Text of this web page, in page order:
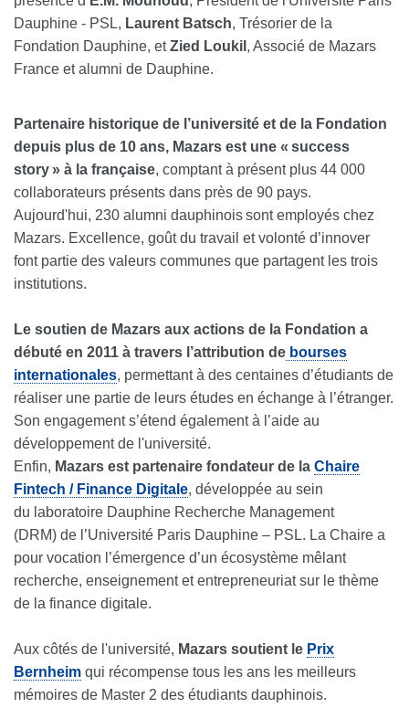
Dauphine - PSL, Laurent Batsch, Trésorier de la
Fondation Dauphine, etZied Loukil , Associé de Mazars
France et alumni de Dauphine.
Partenaire historique de l’université et de la Fondation
depuis plus de 10 ans, Mazars est une « success
story » à la française, comptant à présent plus 44 000
collaborateurs présents dans près de 90 pays.
Aujourd'hui, 230 alumni dauphinois sont employés chez
Mazars. Excellence, goût du travail et volonté d’innover
font partie des valeurs communes que partagent les trois
institutions.
Le soutien de Mazars aux actions de la Fondation a
débuté en 2011 à travers l’attribution de bourses
internationales, permettant à des centaines d’étudiants de
réaliser une partie de leurs études en échange à l’étranger.
Son engagement s’étend également à l’aide au
développement de l'université.
Enfin, Mazars est partenaire fondateur de la Chaire
Fintech / Finance Digitale, développée au sein
du laboratoire Dauphine Recherche Management
(DRM) de l’Université Paris Dauphine – PSL. La Chaire a
pour vocation l’émergence d’un écosystème mêlant
recherche, enseignement et entrepreneuriat sur le thème
de la finance digitale.
Aux côtés de l'université, Mazars soutient le Prix
Bernheim qui récompense tous les ans les meilleurs
mémoires de Master 2 des étudiants dauphinois.